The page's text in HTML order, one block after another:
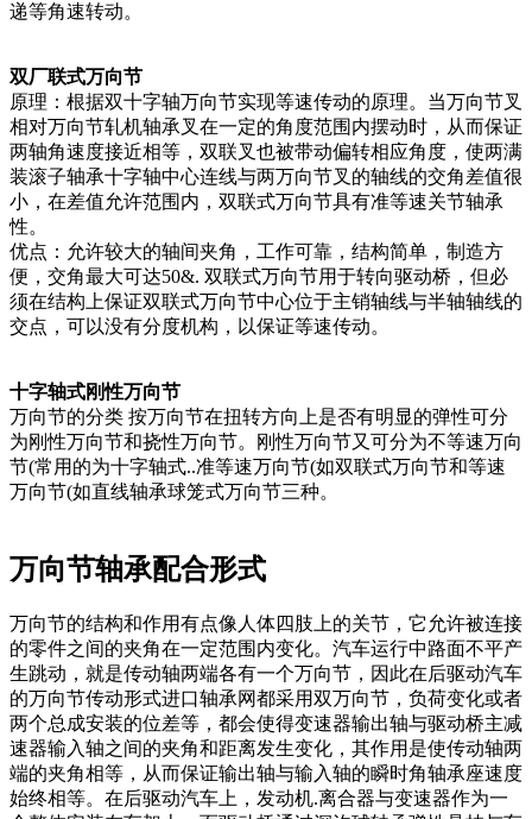
递等角速转动。
双厂联式万向节
原理：根据双十字轴万向节实现等速传动的原理。当万向节叉
相对万向节轧机轴承叉在一定的角度范围内摆动时，从而保证
两轴角速度接近相等，双联叉也被带动偏转相应角度，使两满
装滚子轴承十字轴中心连线与两万向节叉的轴线的交角差值很
小，在差值允许范围内，双联式万向节具有准等速关节轴承
性。
优点：允许较大的轴间夹角，工作可靠，结构简单，制造方
便，交角最大可达50&. 双联式万向节用于转向驱动桥，但必
须在结构上保证双联式万向节中心位于主销轴线与半轴轴线的
交点，可以没有分度机构，以保证等速传动。
十字轴式刚性万向节
万向节的分类 按万向节在扭转方向上是否有明显的弹性可分
为刚性万向节和挠性万向节。刚性万向节又可分为不等速万向
节(常用的为十字轴式..准等速万向节(如双联式万向节和等速
万向节(如直线轴承球笼式万向节三种。
万向节轴承配合形式
万向节的结构和作用有点像人体四肢上的关节，它允许被连接
的零件之间的夹角在一定范围内变化。汽车运行中路面不平产
生跳动，就是传动轴两端各有一个万向节，因此在后驱动汽车
的万向节传动形式进口轴承网都采用双万向节，负荷变化或者
两个总成安装的位差等，都会使得变速器输出轴与驱动桥主减
速器输入轴之间的夹角和距离发生变化，其作用是使传动轴两
端的夹角相等，从而保证输出轴与输入轴的瞬时角轴承座速度
始终相等。在后驱动汽车上，发动机.离合器与变速器作为一